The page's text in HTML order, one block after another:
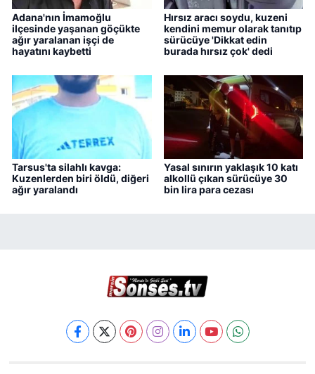
Adana'nın İmamoğlu
ilçesinde yaşanan göçükte
ağır yaralanan işçi de
hayatını kaybetti
Hırsız aracı soydu, kuzeni
kendini memur olarak tanıtıp
sürücüye 'Dikkat edin
burada hırsız çok' dedi
Tarsus'ta silahlı kavga:
Kuzenlerden biri öldü, diğeri
ağır yaralandı
Yasal sınırın yaklaşık 10 katı
alkollü çıkan sürücüye 30
bin lira para cezası